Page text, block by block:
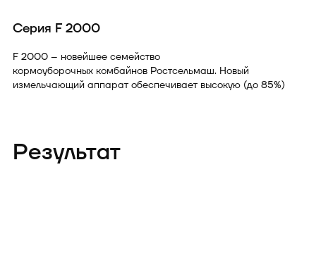
Серия F 2000
F 2000 – новейшее семейство
кормоуборочных комбайнов Ростсельмаш. Новый
измельчающий аппарат обеспечивает высокую (до 85%)
25 сентября 2022 года кормоуборочный комбайн F 2650,
Результат